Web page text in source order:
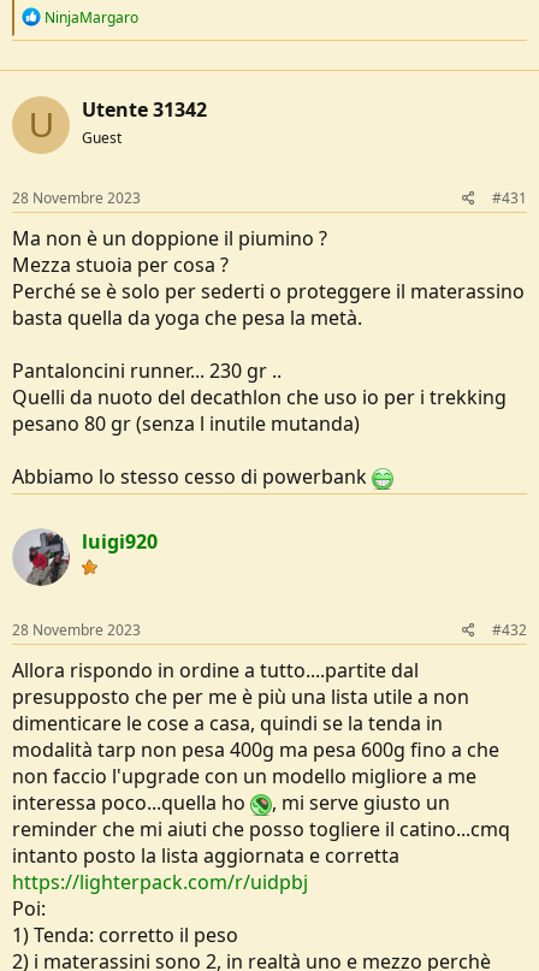
R
c
t
o
n
NinjaMargaro
U Utente 31342
Guest
28 Novembre 2023 #431
Ma non è un doppione il piumino ?
Mezza stuoia per cosa ?
Perché se è solo per sederti o proteggere il materassino
basta quella da yoga che pesa la metà.
Pantaloncini runner... 230 gr ..
Quelli da nuoto del decathlon che uso io per i trekking
pesano 80 gr (senza l inutile mutanda)
Abbiamo lo stesso cesso di powerbank
luigi920
28 Novembre 2023 #432
Allora rispondo in ordine a tutto....partite dal
presupposto che per me è più una lista utile a non
dimenticare le cose a casa, quindi se la tenda in
modalità tarp non pesa 400g ma pesa 600g fino a che
non faccio l'upgrade con un modello migliore a me
interessa poco...quella ho
, mi serve giusto un
reminder che mi aiuti che posso togliere il catino...cmq
intanto posto la lista aggiornata e corretta
https://lighterpack.com/r/uidpbj
Poi:
1) Tenda: corretto il peso
2) i materassini sono 2, in realtà uno e mezzo perchè